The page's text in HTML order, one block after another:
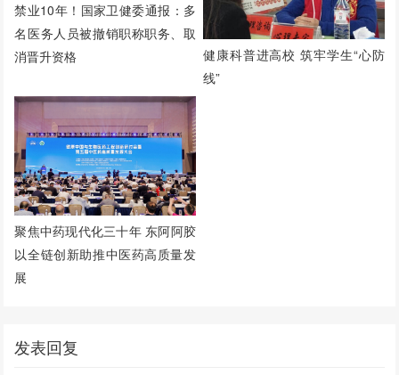
禁业10年！国家卫健委通报：多
名医务人员被撤销职称职务、取
消晋升资格
健康科普进高校 筑牢学生“心防
线”
聚焦中药现代化三十年 东阿阿胶
以全链创新助推中医药高质量发
展
发表回复